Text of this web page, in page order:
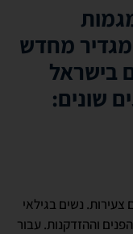
מגדיר מחדש
בישראל
שונים:
צעירות. נשים בגילאי
הפנים וההזדקנות. עבור